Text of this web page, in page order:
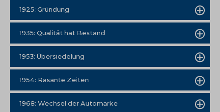
1925: Gründung
1935: Qualität hat Bestand
1953: Übersiedelung
1954: Rasante Zeiten
1968: Wechsel der Automarke